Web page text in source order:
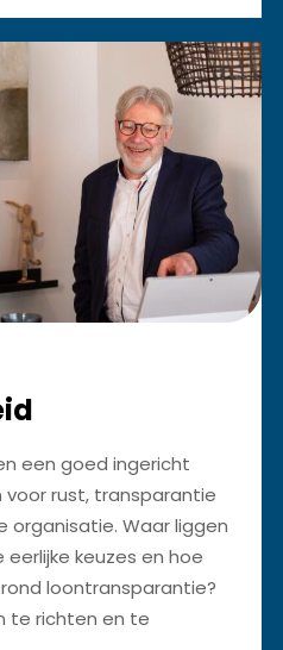
een goed ingericht
rust, transparantie
organisatie. Waar liggen
eerlijke keuzes en hoe
loontransparantie?
te richten en te